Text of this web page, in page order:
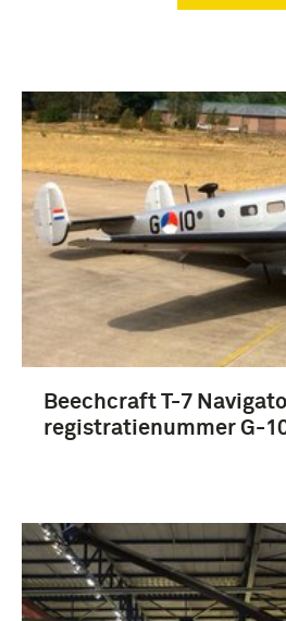
vliegtuigen (11)
Koninklijke Luchtmacht
ML-KNIL (3)
Beechcraft T-7
registratienummer G-